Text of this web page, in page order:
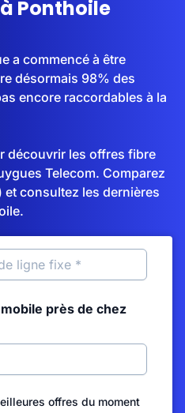
Ponthoile
a commencé à être
désormais 98% des
encore raccordables à la
découvrir les offres fibre
Telecom. Comparez
consultez les dernières
près de chez
offres du moment